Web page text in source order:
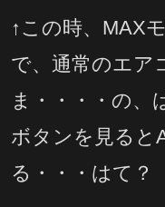
↑この時、MAX
で、通常のエア
ま・・・・の、
ボタンを見ると
る・・・はて？